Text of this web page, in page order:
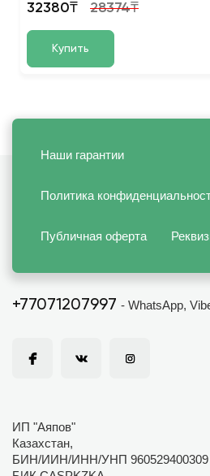
32380₸ 28374₸
Купить
Наши гарантии
Политика
Публичная оферта
+77071207997 - WhatsApp,
ИП "Аяпов"
Казахстан,
БИН/ИИН/ИНН/УНП 960529400309